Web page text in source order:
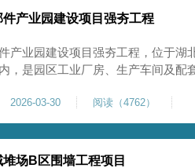
产业园建设项目强夯工程
产业园建设项目强夯工程，位于湖
，是园区工业厂房、生产车间及配
较差、土体固结度不足，天然地基
平整度、整体刚度、沉降控
2026-03-30 阅读（4762）
场B区围墙工程项目